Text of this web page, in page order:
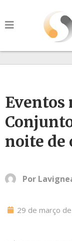
noite de
Por
29 de março